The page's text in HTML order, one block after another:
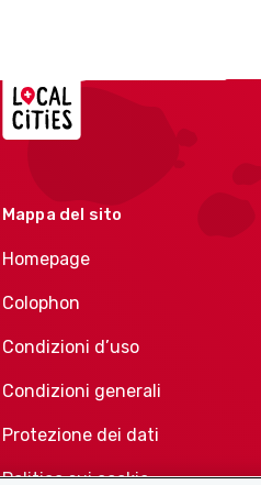
Localcities
Mappa del sito
Homepage
Colophon
Condizioni d’uso
Condizioni generali
Protezione dei dati
Politica sui cookie